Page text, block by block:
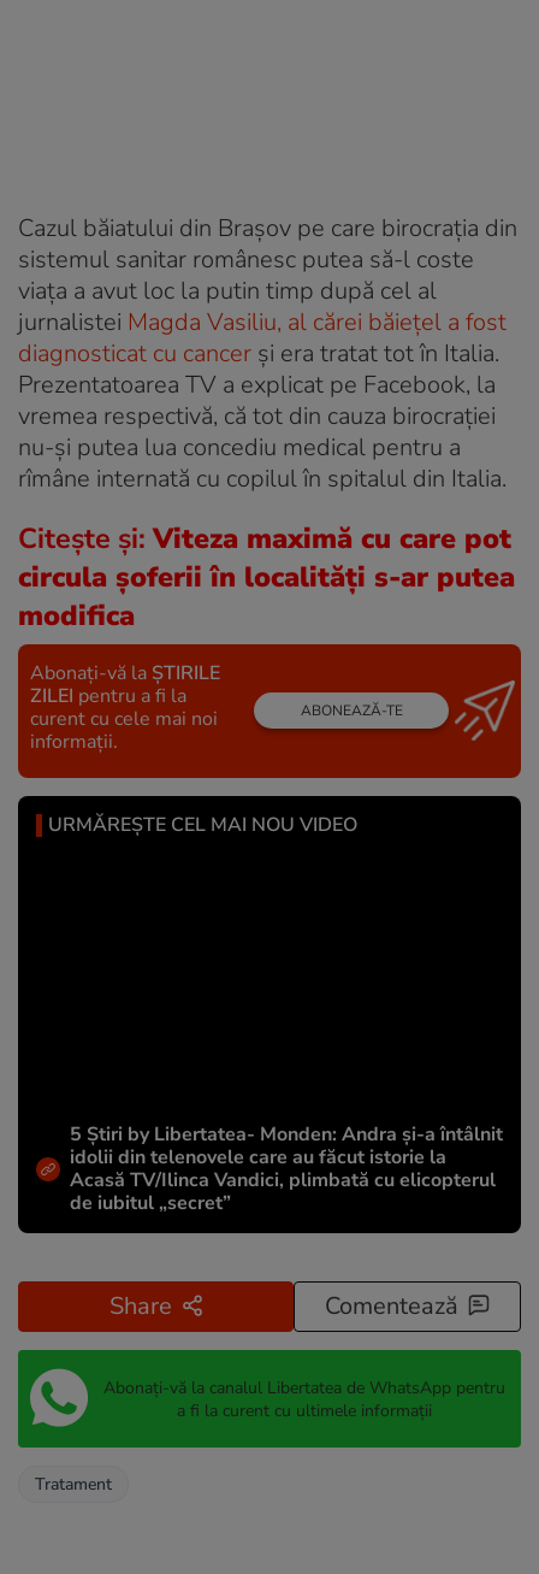
Cazul băiatului din Brașov pe care birocrația din
sistemul sanitar românesc putea să-l coste
viața a avut loc la putin timp după cel al
jurnalistei Magda Vasiliu, al cărei băiețel a fost
diagnosticat cu cancer și era tratat tot în Italia.
Prezentatoarea TV a explicat pe Facebook, la
vremea respectivă, că tot din cauza birocrației
nu-și putea lua concediu medical pentru a
rîmâne internată cu copilul în spitalul din Italia.
Citește și:Viteza maximă cu care pot
circula șoferii în localități s-ar putea
modifica
Abonați-vă la ȘTIRILE
ZILEI pentru a fi la
curent cu cele mai noi
informații.
ABONEAZĂ-TE
URMĂREȘTE CEL MAI NOU VIDEO
5 Știri by Libertatea- Monden: Andra și-a întâlnit
idolii din telenovele care au făcut istorie la
Acasă TV/Ilinca Vandici, plimbată cu elicopterul
de iubitul „secret”
Share Comentează
Abonați-vă la canalul Libertatea de WhatsApp pentru
a fi la curent cu ultimele informații
Tratament